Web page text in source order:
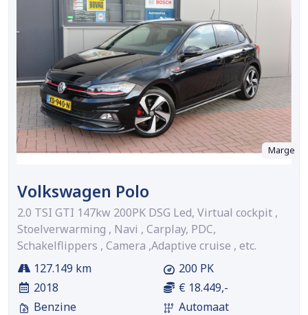
Marge
Volkswagen Polo
2.0 TSI GTI 147kw 200PK DSG Led, Virtual cockpit ,
Stoelverwarming , Navi , Carplay, PDC,
Schakelflippers , Camera ,Adaptive cruise , etc.
127.149 km
2018
Benzine
200 PK
€ 18.449,-
Automaat